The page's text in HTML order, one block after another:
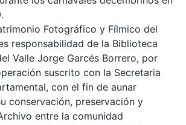
Fotográfico y Fílmico del
responsabilidad de la Biblioteca
Valle Jorge Garcés Borrero, por
suscrito con la Secretaria
con el fin de aunar
conservación, preservación y
entre la comunidad